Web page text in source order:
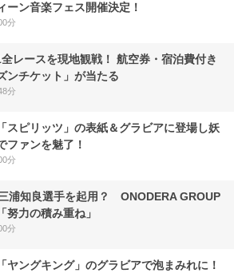
ーン音楽フェス開催決定！
分
レースを現地観戦！ 航空券・宿泊費付き
ンチケット」が当たる
分
スピリッツ」の表紙＆グラビアに登場し妖
ファンを魅了！
分
浦知良選手を起用？ ONODERA GROUP
努力の積み重ね」
分
ヤングキング」のグラビアで泡まみれに！